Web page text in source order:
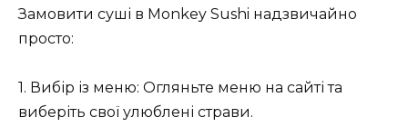
Замовити суші в Monkey Sushi надзвичайно
просто:
1. Вибір із меню: Огляньте меню на сайті та
виберіть свої улюблені страви.